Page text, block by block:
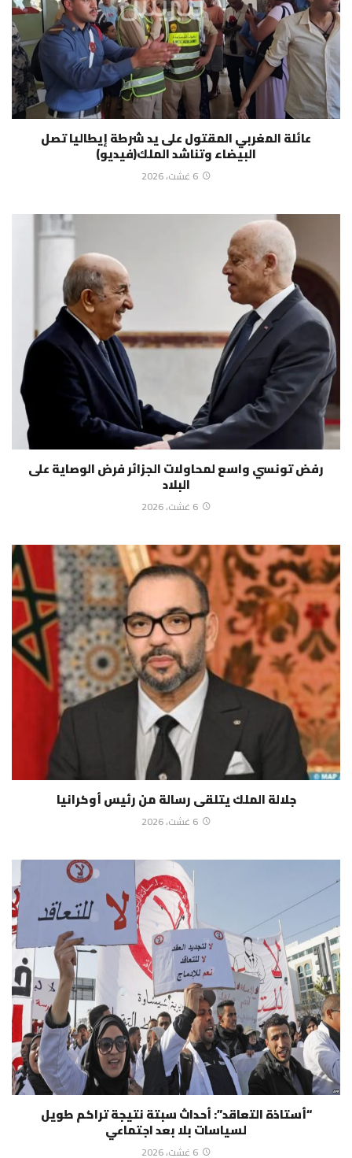
عائلة المغربي المقتول على يد شرطة إيطاليا تصل
البيضاء وتناشد الملك(فيديو)
6 غشت، 2026
رفض تونسي واسع لمحاولات الجزائر فرض الوصاية على
البلاد
6 غشت، 2026
جلالة الملك يتلقى رسالة من رئيس أوكرانيا
6 غشت، 2026
“أستاذة التعاقد”: أحداث سبتة نتيجة تراكم طويل
لسياسات بلا بعد اجتماعي
6 غشت، 2026